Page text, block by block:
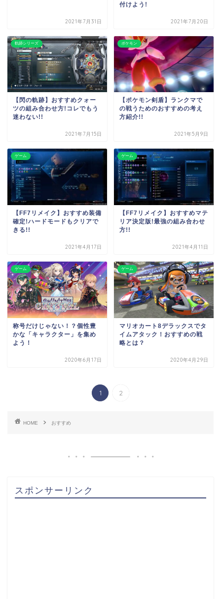
2021年7月31日
付けよう!
2021年7月20日
軌跡シリーズ
【閃の軌跡】おすすめクォー
ツの組み合わせ方!コレでもう
迷わない!!
2021年7月15日
ポケモン
【ポケモン剣盾】ランクマで
の戦うためのおすすめの考え
方紹介!!
2021年5月9日
ゲーム
【FF7リメイク】おすすめ装備
確定!ハードモードもクリアで
きる!!
2021年4月17日
ゲーム
【FF7リメイク】おすすめマテ
リア決定版!最強の組み合わせ
方!!
2021年4月11日
ゲーム
称号だけじゃない！？個性豊
かな「キャラクター」を集め
よう！
2020年6月17日
ゲーム
マリオカート8デラックスでタ
イムアタック！おすすめの戦
略とは？
2020年4月29日
1 2
HOME おすすめ
スポンサーリンク